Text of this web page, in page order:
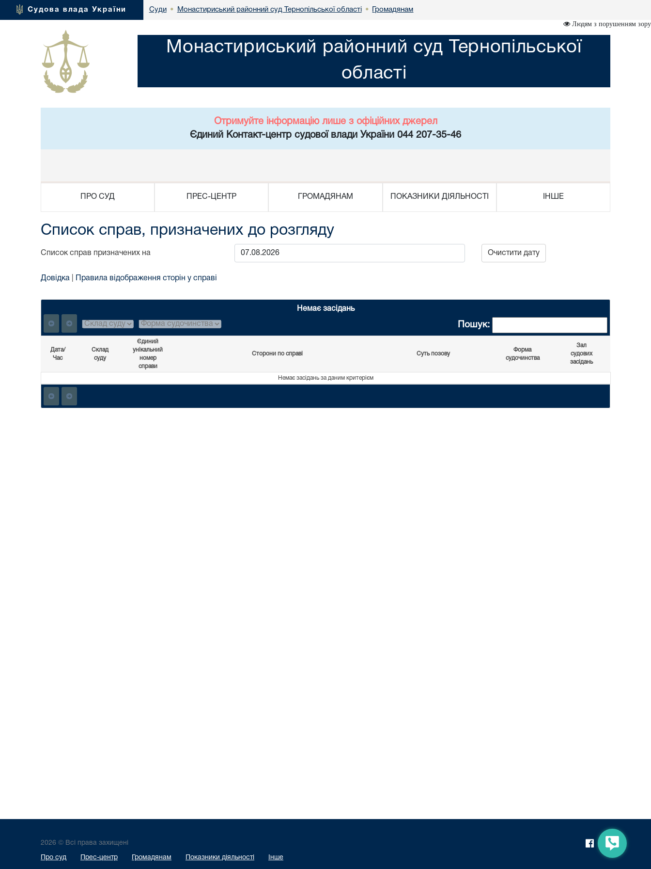
Судова влада України Суди • Монастириський районний суд Тернопільської області • Громадянам
Людям з порушенням зору
Монастириський районний суд Тернопільської
області
Отримуйте інформацію лише з офіційних джерел
Єдиний Контакт-центр судової влади України 044 207-35-46
ПРО СУД ПРЕС-ЦЕНТР ГРОМАДЯНАМ ПОКАЗНИКИ ДІЯЛЬНОСТІ ІНШЕ
Список справ, призначених до розгляду
Список справ призначених на Очистити дату
Довідка Правила відображення сторін у справі
Немає засідань
Пошук:
Дата/
Час
Склад
суду
Єдиний
унікальний
номер
справи
Сторони по справі Суть позову
Форма
судочинства
Зал
судових
засідань
Немає засідань за даним критерієм
2026 © Всі права захищені
Про суд Прес-центр Громадянам Показники діяльності Інше